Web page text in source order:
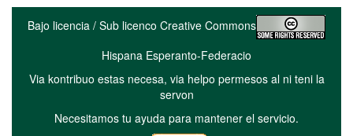
Bajo licencia / Sub licenco Creative Commons
Hispana Esperanto-Federacio
Via kontribuo estas necesa, via helpo permesos al ni teni la
servon
Necesitamos tu ayuda para mantener el servicio.